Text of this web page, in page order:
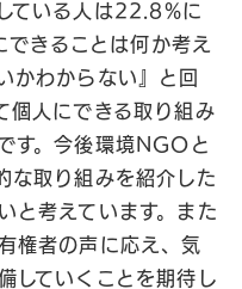
ている人は22.8%に
きることは何か考え
かわからない』と回
個人にできる取り組み
す。今後環境NGOと
な取り組みを紹介した
と考えています。また
権者の声に応え、気
していくことを期待し